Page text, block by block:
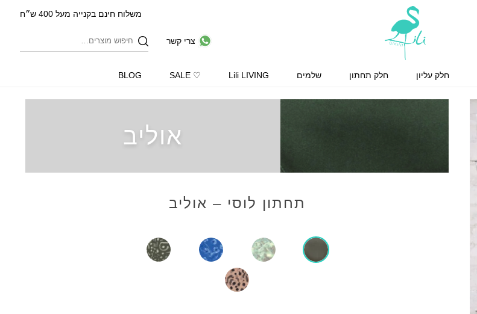
משלוח חינם בקנייה מעל 400 ש״ח
צרי קשר
חלק עליון חלק תחתון שלמים Lili LIVING
♡ SALE
BLOG
אוליב
תחתון לוסי – אוליב